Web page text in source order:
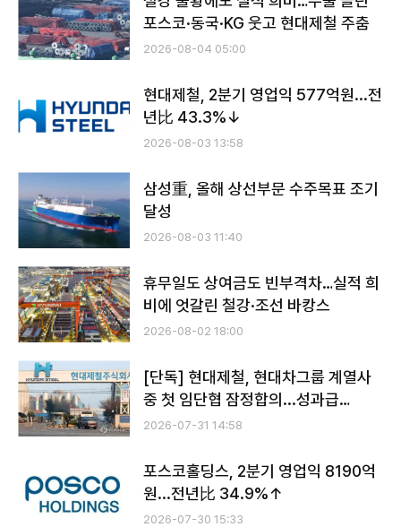
포스코·동국·KG 웃고 현대제철 주춤
2026-08-04 05:00
현대제철, 2분기 영업익 577억원...전
년比 43.3%↓
2026-08-03 13:58
삼성重, 올해 상선부문 수주목표 조기
달성
2026-08-03 11:40
휴무일도 상여금도 빈부격차…실적 희
비에 엇갈린 철강·조선 바캉스
2026-08-02 18:00
[단독] 현대제철, 현대차그룹 계열사
중 첫 임단협 잠정합의...성과급
300%
2026-07-31 14:58
포스코홀딩스, 2분기 영업익 8190억
원...전년比 34.9%↑
2026-07-30 15:33